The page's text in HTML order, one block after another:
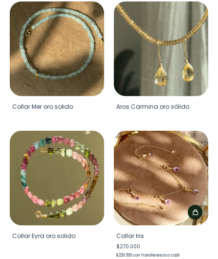
Collar Mer oro solido Aros Carmina oro sólido
Collar Eyra oro solido Collar Iris
$270.000
$229.500conTransferencia o cash